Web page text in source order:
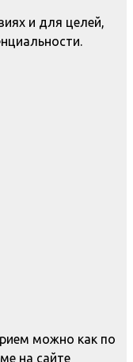
и для целей,
можно как по
на сайте